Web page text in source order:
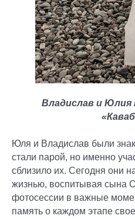
Владислав и Юлия
Юля и Владислав были
стали парой, но именно
сблизило их. Сегодня они
жизнью, воспитывая сына
фотосессии в важные
память о каждом этапе